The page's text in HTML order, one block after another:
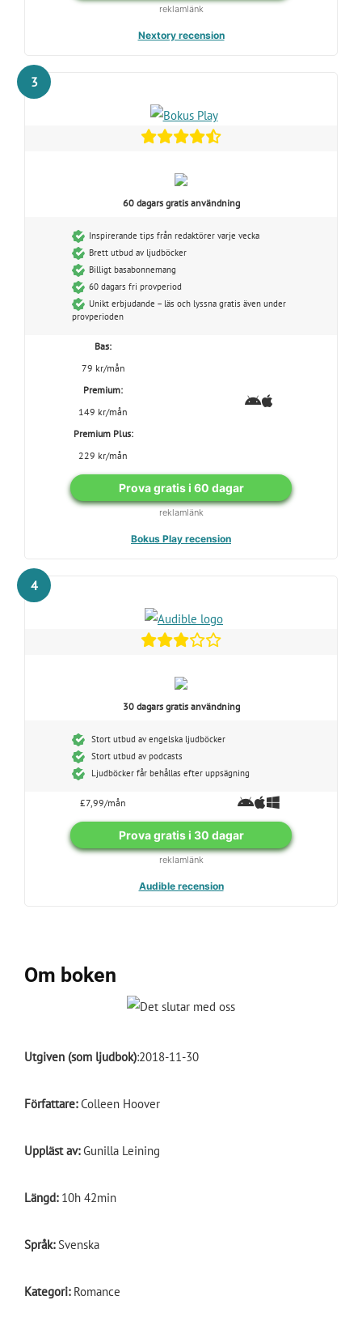
reklamlänk
Nextory recension
3
60 dagars gratis användning
Inspirerande tips från redaktörer varje vecka
Brett utbud av ljudböcker
Billigt basabonnemang
60 dagars fri provperiod
Unikt erbjudande – läs och lyssna gratis även under
provperioden
Bas:
79 kr/mån
Premium:
149 kr/mån
Premium Plus:
229 kr/mån
Prova gratis i 60 dagar
reklamlänk
Bokus Play recension
4
30 dagars gratis användning
Stort utbud av engelska ljudböcker
Stort utbud av podcasts
Ljudböcker får behållas efter uppsägning
£7,99/mån
Prova gratis i 30 dagar
reklamlänk
Audible recension
Om boken
Utgiven (som ljudbok):2018-11-30
Författare:Colleen Hoover
Uppläst av:Gunilla Leining
Längd: 10h 42min
Språk:Svenska
Kategori: Romance